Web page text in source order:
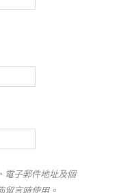
電子郵件地址及個
留言時使用。